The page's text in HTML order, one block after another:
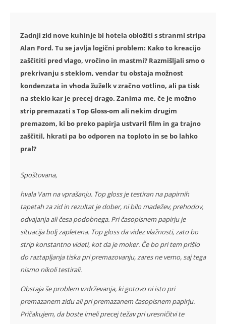
Zadnji zid nove kuhinje bi hotela obložiti s stranmi stripa
Alan Ford. Tu se javlja logični problem: Kako to kreacijo
zaščititi pred vlago, vročino in mastmi? Razmišljali smo o
prekrivanju s steklom, vendar tu obstaja možnost
kondenzata in vhoda žuželk v zračno votlino, ali pa tisk
na steklo kar je precej drago. Zanima me, če je možno
strip premazati s Top Gloss-om ali nekim drugim
premazom, ki bo preko papirja ustvaril film in ga trajno
zaščitil, hkrati pa bo odporen na toploto in se bo lahko
pral?
Spoštovana,
hvala Vam na vprašanju. Top gloss je testiran na papirnih
tapetah za zid in rezultat je dober, ni bilo madežev, prehodov,
odvajanja ali česa podobnega. Pri časopisnem papirju je
situacija bolj zapletena. Top gloss da videz vlažnosti, zato bo
strip konstantno videti, kot da je moker. Če bo pri tem prišlo
do raztapljanja tiska pri premazovanju, zares ne vemo, saj tega
nismo nikoli testirali.
Obstaja še problem vzdrževanja, ki gotovo ni isto pri
premazanem zidu ali pri premazanem časopisnem papirju.
Pričakujem, da boste imeli precej težav pri uresničitvi te